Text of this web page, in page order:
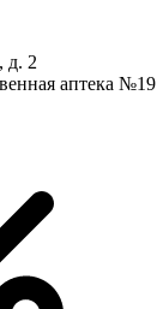
д. 2
аптека №19